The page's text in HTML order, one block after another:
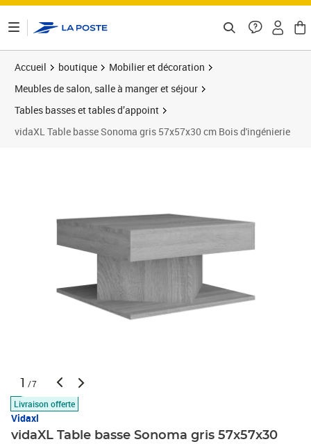
Accueil boutique
Mobilier et décoration
Meubles de salon, salle à manger et séjour
Tables basses et tables d’appoint
vidaXL Table basse Sonoma gris 57x57x30 cm Bois d'ingénierie
1 /7
Livraison offerte
Vidaxl
vidaXL Table basse Sonoma gris 57x57x30